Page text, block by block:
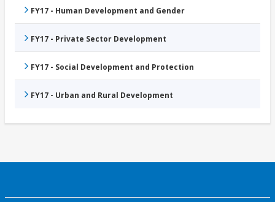
FY17 - Human Development and Gender
FY17 - Private Sector Development
FY17 - Social Development and Protection
FY17 - Urban and Rural Development